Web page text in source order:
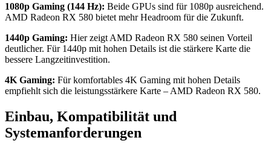
1080p Gaming (144 Hz): Beide GPUs sind für 1080p ausreichend.
AMD Radeon RX 580 bietet mehr Headroom für die Zukunft.
1440p Gaming: Hier zeigt AMD Radeon RX 580 seinen Vorteil
deutlicher. Für 1440p mit hohen Details ist die stärkere Karte die
bessere Langzeitinvestition.
4K Gaming: Für komfortables 4K Gaming mit hohen Details
empfiehlt sich die leistungsstärkere Karte – AMD Radeon RX 580.
Einbau, Kompatibilität und
Systemanforderungen